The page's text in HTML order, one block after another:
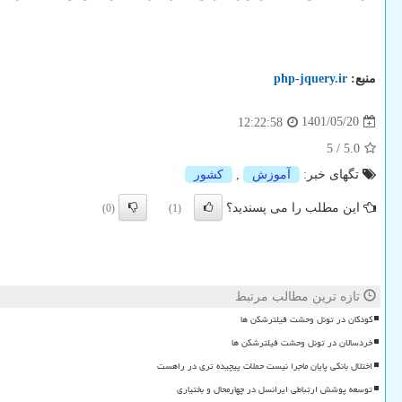
منبع: php-jquery.ir
1401/05/20
12:22:58
5.0
/
5
تگهای خبر:
آموزش , كشور
این مطلب را می پسندید؟ (1)
(0)
تازه ترین مطالب مرتبط
کودکان در تونل وحشت فیلترشکن ها
خردسالان در تونل وحشت فیلترشکن ها
اختلال بانکی پایان ماجرا نیست حملات پیچیده تری در راهست
توسعه پوشش ارتباطی ایرانسل در چهارمحال و بختیاری